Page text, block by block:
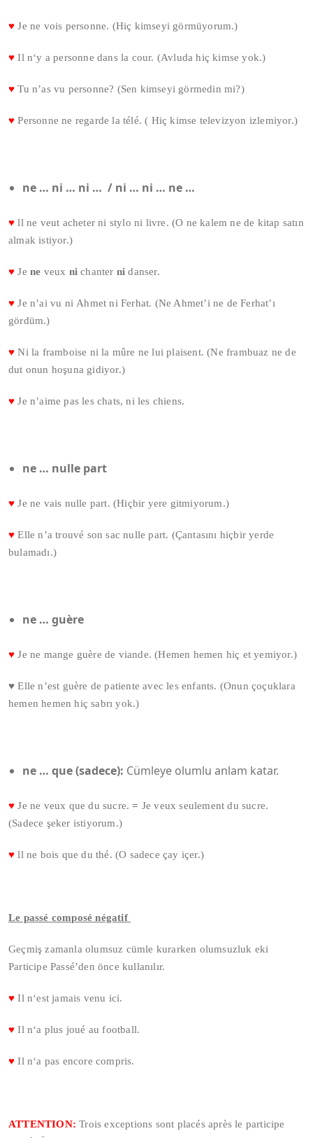
♥ Je ne vois personne. (Hiç kimseyi görmüyorum.)
♥ Il n‘y a personne dans la cour. (Avluda hiç kimse yok.)
♥ Tu n’as vu personne? (Sen kimseyi görmedin mi?)
♥Personne ne regarde la télé. ( Hiç kimse televizyon izlemiyor.)
ne … ni … ni … / ni … ni … ne …
♥ ll ne veut acheter ni stylo ni livre. (O ne kalem ne de kitap satın
almak istiyor.)
♥ Jene veux ni chanter ni danser.
♥ Je n’ai vu ni Ahmet ni Ferhat. (Ne Ahmet’i ne de Ferhat’ı
gördüm.)
♥ Ni la framboise ni la mûre ne lui plaisent. (Ne frambuaz ne de
dut onun hoşuna gidiyor.)
♥Je n’aime pas les chats, ni les chiens.
ne … nulle part
♥ Je ne vais nulle part. (Hiçbir yere gitmiyorum.)
♥Elle n’a trouvé son sac nulle part. (Çantasını hiçbir yerde
bulamadı.)
ne … guère
♥ Je ne mange guère de viande. (Hemen hemen hiç et yemiyor.)
♥ Elle n’est guère de patiente avec les enfants. (Onun çoçuklara
hemen hemen hiç sabrı yok.)
ne … que (sadece): Cümleye olumlu anlam katar.
♥Je ne veux que du sucre.= Je veux seulement du sucre.
(Sadece şeker istiyorum.)
♥ ll ne bois que du thé. (O sadece çay içer.)
Le passé composé négatif
Geçmiş zamanla olumsuz cümle kurarken olumsuzluk eki
Participe Passé’den önce kullanılır.
♥Il n‘est jamais venu ici.
♥ Il n‘a plus joué au football.
♥ Il n‘a pas encore compris.
ATTENTION: Trois exceptions sont placés après le participe